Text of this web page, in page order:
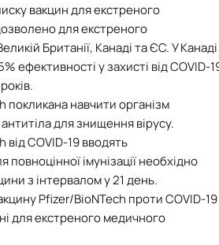
вакцин для екстреного
для екстреного
Британії, Канаді та ЄС. У Канаді
ефективності у захисті від COVID-
покликана навчити організм
для знищення вірусу.
від COVID-19 вводять
повноцінної імунізації необхідно
з інтервалом у 21 день.
Pfizer/BioNTech проти COVID-19
для екстреного медичного